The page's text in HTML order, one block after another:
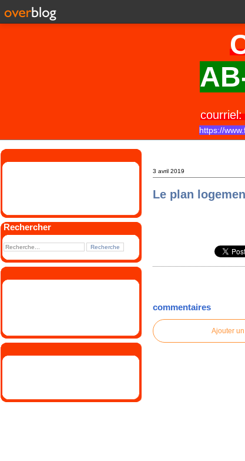
courriel:
https://
Rechercher
3 avril 2019
Le plan
commentaires
Ajouter